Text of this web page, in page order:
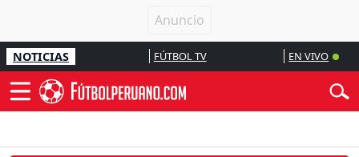
NOTICIAS FÚTBOL TV EN VIVO